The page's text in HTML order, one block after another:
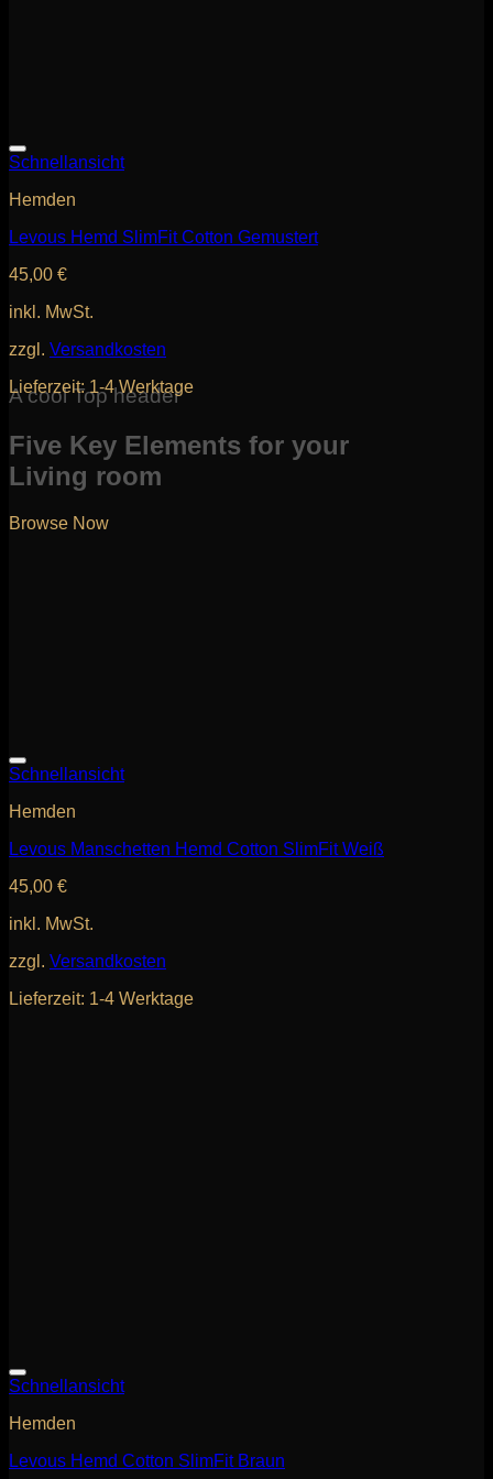
A cool Top header
Five Key Elements for your
Living room
Browse Now
Schnellansicht
Hemden
Levous Hemd SlimFit Cotton Gemustert
45,00 €
inkl. MwSt.
zzgl. Versandkosten
Lieferzeit: 1-4 Werktage
Schnellansicht
Hemden
Levous Manschetten Hemd Cotton SlimFit Weiß
45,00 €
inkl. MwSt.
zzgl. Versandkosten
Lieferzeit: 1-4 Werktage
Schnellansicht
Hemden
Levous Hemd Cotton SlimFit Braun